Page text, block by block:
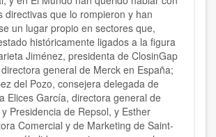
directivas que lo rompieron y han
un lugar propio en sectores que,
históricamente ligados a la figura
Jiménez, presidenta de ClosinGap
general de Merck en España;
del Pozo, consejera delegada de
Elices García, directora general de
Presidencia de Repsol, y Esther
Comercial y de Marketing de Saint-